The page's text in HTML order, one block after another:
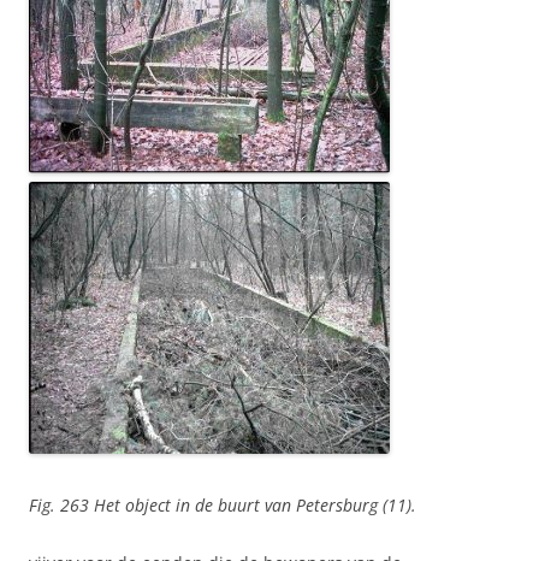
Fig. 263 Het object in de buurt van Petersburg (11).